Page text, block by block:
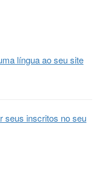
língua ao seu site
seus inscritos no seu